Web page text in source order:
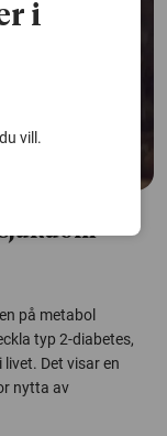
på metabol
typ 2-diabetes,
Det visar en
nytta av
i
vill.